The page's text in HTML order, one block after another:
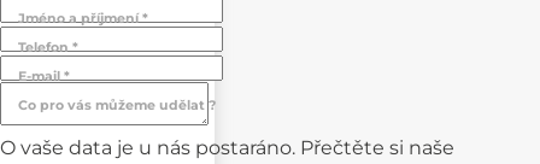
Jméno a příjmení *
Telefon *
E-mail *
Co pro vás můžeme udělat ?
O vaše data je u nás postaráno. Přečtěte si naše